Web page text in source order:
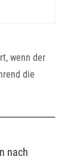
wenn der
die
nach